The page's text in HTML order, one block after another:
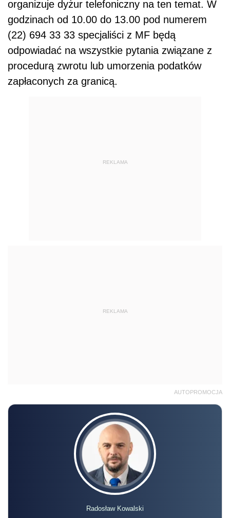
organizuje dyżur telefoniczny na ten temat. W
godzinach od 10.00 do 13.00 pod numerem
(22) 694 33 33 specjaliści z MF będą
odpowiadać na wszystkie pytania związane z
procedurą zwrotu lub umorzenia podatków
zapłaconych za granicą.
REKLAMA
REKLAMA
AUTOPROMOCJA
Radosław Kowalski